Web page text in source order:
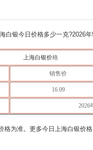
白银今日价格多少一克?2026
上海白银价格
销售价
16.09
2026
格为准。更多今日上海白银价